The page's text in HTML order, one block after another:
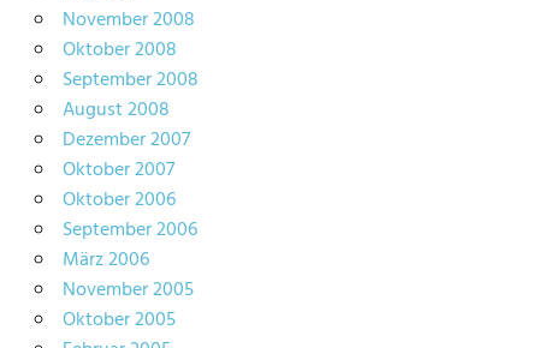
November 2008
Oktober 2008
September 2008
August 2008
Dezember 2007
Oktober 2007
Oktober 2006
September 2006
März 2006
November 2005
Oktober 2005